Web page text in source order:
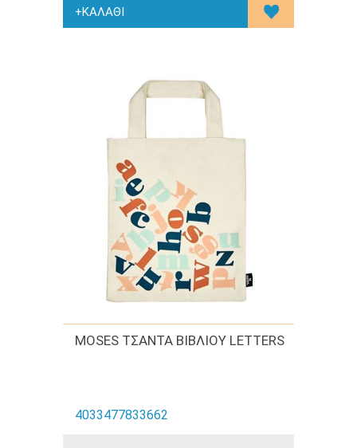
MOSES ΤΣΑΝΤΑ ΒΙΒΛΙΟΥ LETTERS
4033477833662